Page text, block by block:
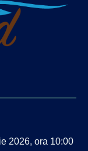
2026, ora 10:00